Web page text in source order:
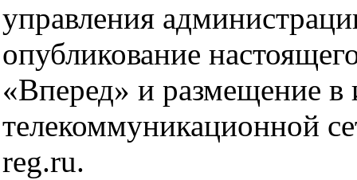
управления
опубликование
«Вперед» и размещение
телекоммуникационной
reg.ru.